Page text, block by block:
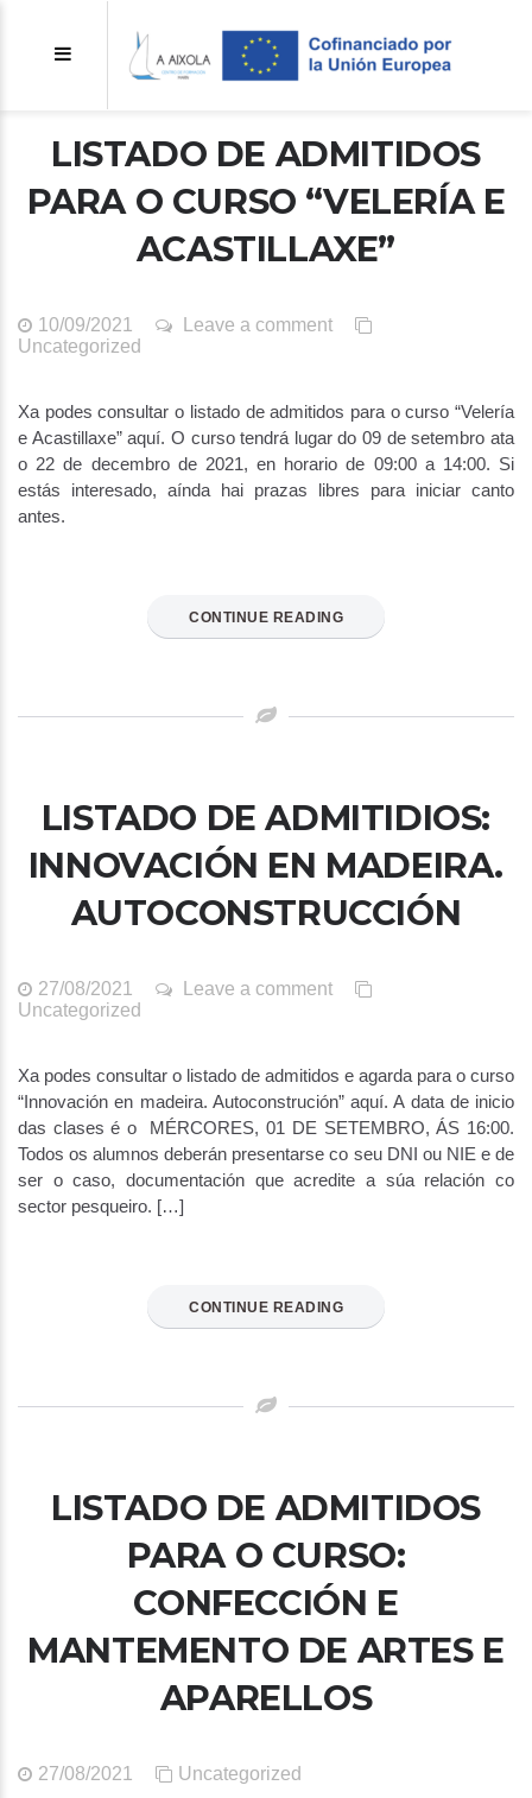
LISTADO DE ADMITIDOS
PARA O CURSO “VELERÍA E
ACASTILLAXE”
10/09/2021
Leave a comment
Uncategorized
Xa podes consultar o listado de admitidos para o curso “Velería
e Acastillaxe” aquí. O curso tendrá lugar do 09 de setembro ata
o 22 de decembro de 2021, en horario de 09:00 a 14:00. Si
estás interesado, aínda hai prazas libres para iniciar canto
antes.
CONTINUE READING
LISTADO DE ADMITIDIOS:
INNOVACIÓN EN MADEIRA.
AUTOCONSTRUCCIÓN
27/08/2021
Leave a comment
Uncategorized
Xa podes consultar o listado de admitidos e agarda para o curso
“Innovación en madeira. Autoconstrución” aquí. A data de inicio
das clases é o MÉRCORES, 01 DE SETEMBRO, ÁS 16:00.
Todos os alumnos deberán presentarse co seu DNI ou NIE e de
ser o caso, documentación que acredite a súa relación co
sector pesqueiro. […]
CONTINUE READING
LISTADO DE ADMITIDOS
PARA O CURSO:
CONFECCIÓN E
MANTEMENTO DE ARTES E
APARELLOS
27/08/2021 Uncategorized